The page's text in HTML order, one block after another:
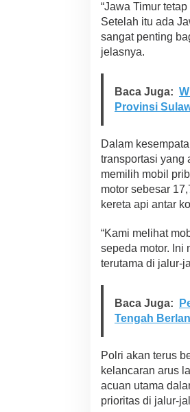
i
S
i
n
S
a
t
e
g
L
l
u
L
i
a
s
“Jawa Timur
Setelah itu ada
sangat penting
jelasnya.
Baca Juga:
Provinsi
Dalam
transportasi yang
memilih mobil
motor sebesar
kereta api antar
“Kami melihat
sepeda motor. Ini
terutama di jalur-
Baca Juga:
Tengah
Polri akan terus
kelancaran arus
acuan utama
prioritas di jalur-